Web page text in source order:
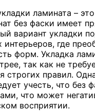
ламината –
без фаски имеет
вариант укладки
где
форм. Укладка
так как не
строгих правил.
учесть, что без
что может
восприятии.